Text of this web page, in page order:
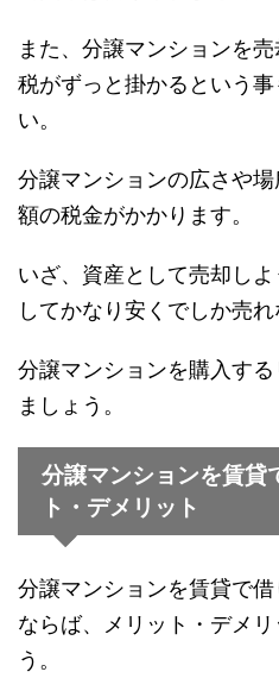
また、分譲マンションを
税がずっと掛かるという
い。
分譲マンションの広さや
額の税金がかかります。
いざ、資産として売却し
してかなり安くでしか売れ
分譲マンションを購入す
ましょう。
分譲マンションを賃貸
ト・デメリット
分譲マンションを賃貸で
ならば、メリット・デメ
う。